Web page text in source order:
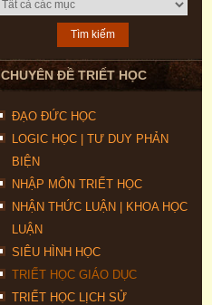
CHUYÊN ĐỀ TRIẾT HỌC
ĐẠO ĐỨC HỌC
LOGIC HỌC | TƯ DUY PHẢN
BIỆN
NHẬP MÔN TRIẾT HỌC
NHẬN THỨC LUẬN | KHOA HỌC
LUẬN
SIÊU HÌNH HỌC
TRIẾT HỌC GIÁO DỤC
TRIẾT HỌC LỊCH SỬ